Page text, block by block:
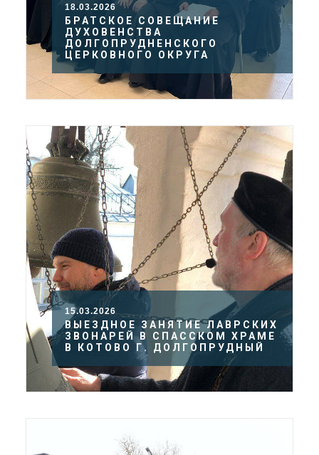
18.03.2026
БРАТСКОЕ СОВЕЩАНИЕ
ДУХОВЕНСТВА
ДОЛГОПРУДНЕНСКОГО
ЦЕРКОВНОГО ОКРУГА
15.03.2026
ВЫЕЗДНОЕ ЗАНЯТИЕ ЛАВРСКИХ
ЗВОНАРЕЙ В СПАССКОМ ХРАМЕ
В КОТОВО Г. ДОЛГОПРУДНЫЙ